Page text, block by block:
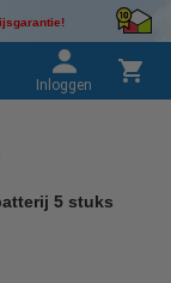
Inloggen
5 stuks